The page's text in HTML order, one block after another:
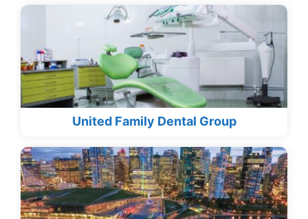
United Family Dental Group